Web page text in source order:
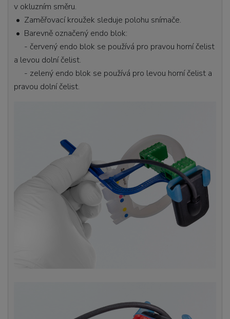
v okluzním směru.
• Zaměřovací kroužek sleduje polohu snímače.
• Barevně označený endo blok:
- červený endo blok se používá pro pravou horní čelist
a levou dolní čelist.
- zelený endo blok se používá pro levou horní čelist a
pravou dolní čelist.